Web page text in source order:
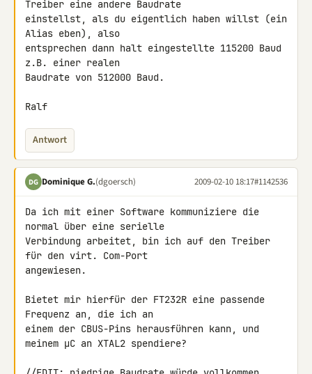
Treiber eine andere Baudrate
einstellst, als du eigentlich haben willst (ein
Alias eben), also
entsprechen dann halt eingestellte 115200 Baud
z.B. einer realen
Baudrate von 512000 Baud.
Ralf
Antwort
DG Dominique G.(dgoersch) 2009-02-10 18:17#1142536
Da ich mit einer Software kommuniziere die
normal über eine serielle
Verbindung arbeitet, bin ich auf den Treiber
für den virt. Com-Port
angewiesen.
Bietet mir hierfür der FT232R eine passende
Frequenz an, die ich an
einem der CBUS-Pins herausführen kann, und
meinem µC an XTAL2 spendiere?